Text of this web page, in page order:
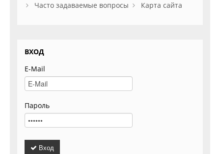
Часто задаваемые вопросы
Карта сайта
ВХОД
E-Mail
Пароль
Вход